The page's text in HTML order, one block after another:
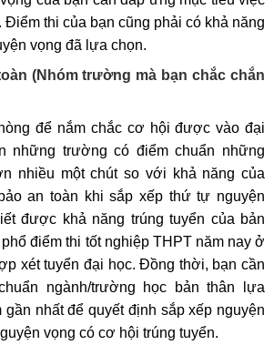
Điểm thi của bạn cũng phải có khả năng
vọng đã lựa chọn.
(Nhóm trường mà bạn chắc chắn
để nắm chắc cơ hội được vào đại
những trường có điểm chuẩn những
nhiều một chút so với khả năng của
an toàn khi sắp xếp thứ tự nguyện
được khả năng trúng tuyển của bản
điểm thi tốt nghiệp THPT năm nay ở
xét tuyển đại học. Đồng thời, bạn cần
ngành/trường học bản thân lựa
gần nhất để quyết định sắp xếp nguyện
vọng có cơ hội trúng tuyển.